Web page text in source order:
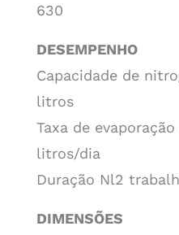
630
DESEMPENHO
Capacidade de
litros
Taxa de
litros/dia
Duração Nl2
DIMENSÕES